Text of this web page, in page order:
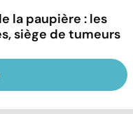
la paupière : les
siège de tumeurs